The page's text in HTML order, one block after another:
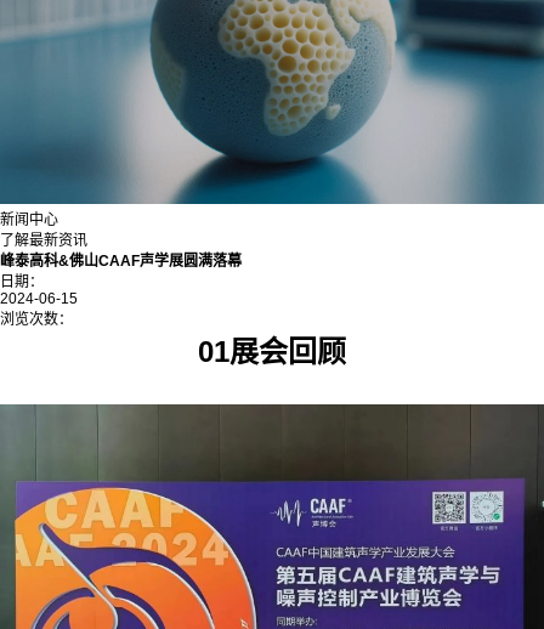
新闻中心
了解最新资讯
峰泰高科&佛山CAAF声学展圆满落幕
日期：
2024-06-15
浏览次数：
01展会回顾